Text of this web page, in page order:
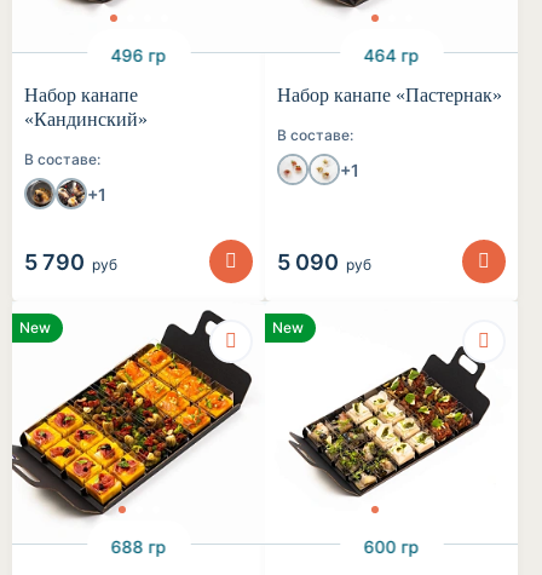
496 гр
Набор канапе
«Кандинский»
В составе:
+1
5 790 руб
464 гр
Набор канапе «Пастернак»
В составе:
+1
5 090 руб
New
688 гр
New
600 гр